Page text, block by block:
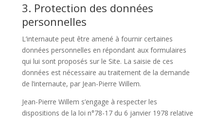
3. Protection des données
personnelles
L’internaute peut être amené à fournir certaines
données personnelles en répondant aux formulaires
qui lui sont proposés sur le Site. La saisie de ces
données est nécessaire au traitement de la demande
de l’internaute, par Jean-Pierre Willem.
Jean-Pierre Willem s’engage à respecter les
dispositions de la loi n°78-17 du 6 janvier 1978 relative